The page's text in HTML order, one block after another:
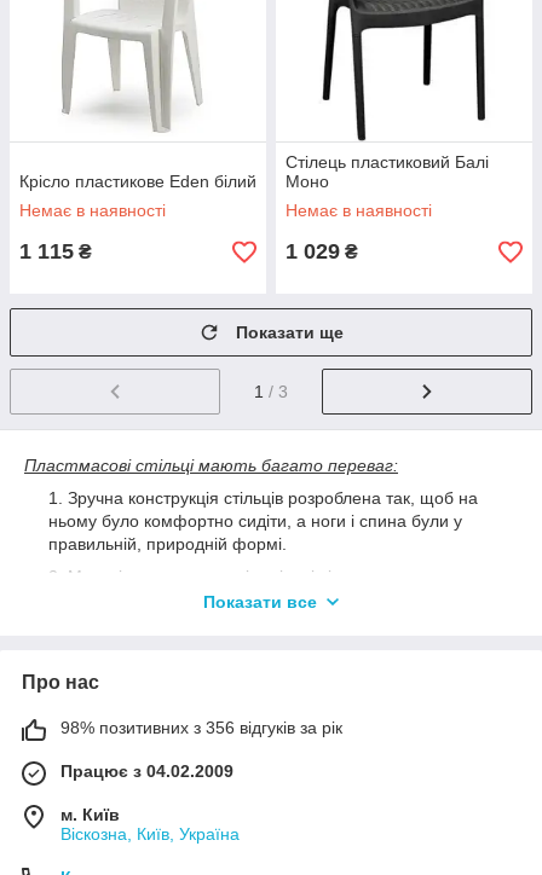
Крісло пластикове Eden білий
Немає в наявності
1 115 ₴
Стілець пластиковий Балі
Моно
Немає в наявності
1 029 ₴
Показати ще
1 / 3
Пластмасові стільці мають багато переваг:
Зручна конструкція стільців розроблена так, щоб на
ньому було комфортно сидіти, а ноги і спина були у
правильній, природній формі.
Матеріал та конструкція стільців із пластику мають
просту структуру без прикрас, ви можете самі додати
доглядати. Поверхня стійка до пошкоджень, подряпин,
звичайними засобами, вся робота триватиме кілька
Стільці легкі, мобільні, їх легко рухати та за
матеріал не примхливий, створити сприятливі умови
для зберігання стільців не складно. Використовувати
Показати все
Про нас
98% позитивних з 356 відгуків за рік
Працює з 04.02.2009
м. Київ
Віскозна, Київ, Україна